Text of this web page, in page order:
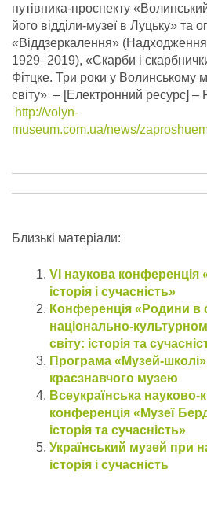
путівника-проспекту
його відділи-музеї в Луцьку» та
«Віддзеркалення» (Надходження
1929–2019), «Скарби і
Фітцке. Три роки у Волинському
світу» – [Електронний ресурс] –
http://volyn-
museum.com.ua/news/
Близькі матеріали:
VІ наукова
історія і сучасність»
Конференція «Родини в
національно-
світу: історія та
Програма «Музей-
краєзнавчого музею
Всеукраїнська науково-
конференція «Музеї
історія та сучасність»
Український музей при
історія і сучасність